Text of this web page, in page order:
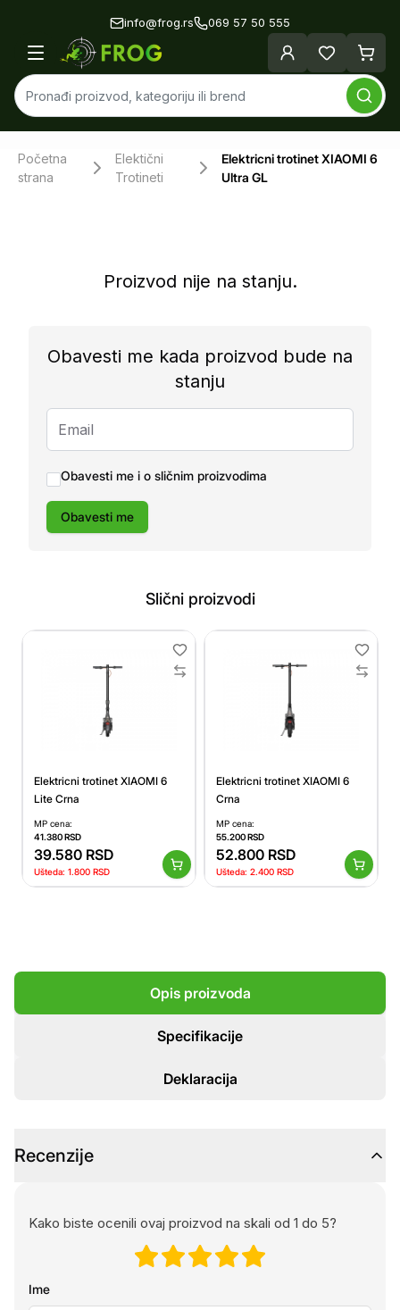
info@frog.rs 069 57 50 555
Početna
strana
Elektični
Trotineti
Elektricni trotinet XIAOMI 6
Ultra GL
Proizvod nije na stanju.
Obavesti me kada proizvod bude na
stanju
Obavesti me i o sličnim proizvodima
Obavesti me
Slični proizvodi
Elektricni trotinet XIAOMI 6
Lite Crna
MP cena:
41.380RSD
39.580 RSD
Ušteda: 1.800 RSD
Elektricni trotinet XIAOMI 6
Crna
MP cena:
55.200RSD
52.800 RSD
Ušteda: 2.400 RSD
Opis proizvoda
Specifikacije
Deklaracija
Recenzije
Kako biste ocenili ovaj proizvod na skali od 1 do 5?
Ime